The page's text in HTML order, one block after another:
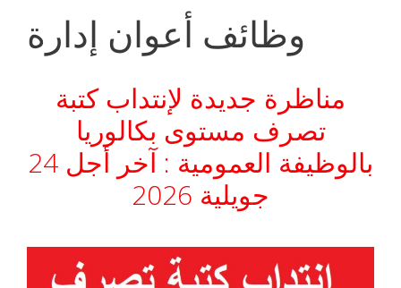
وظائف أعوان إدارة
مناظرة جديدة لإنتداب كتبة
تصرف مستوى بكالوريا
بالوظيفة العمومية : آخر أجل 24
جويلية 2026